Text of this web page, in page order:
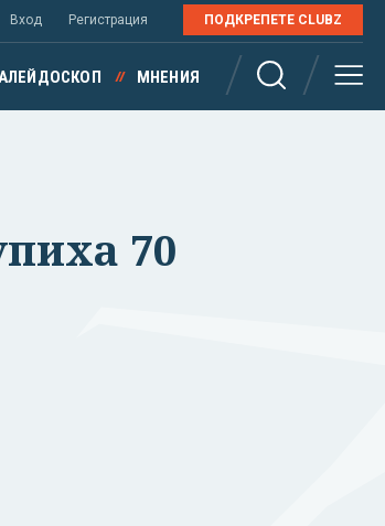
Вход Регистрация ПОДКРЕПЕТЕ CLUBZ
МНЕНИЯ
70